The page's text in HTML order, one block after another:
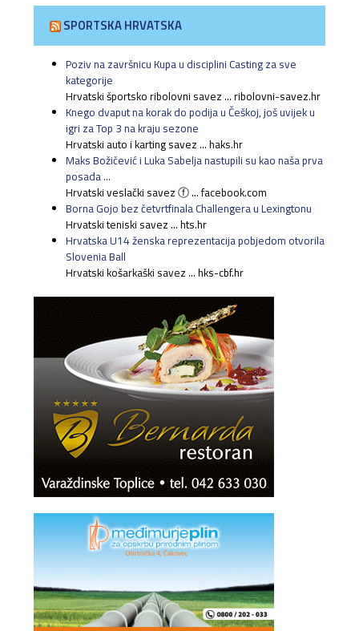
SPORTSKA HRVATSKA
Poziv na završnicu Kupa u disciplini Casting za sve
kategorije
Hrvatski športsko ribolovni savez ... ribolovni-savez.hr
Knego dvaput na korak do podija u Češkoj, još uvijek u
igri za Top 3 na kraju sezone
Hrvatski auto i karting savez ... haks.hr
Maks Božičević i Luka Sabelja nastupili su kao naša prva
posada ...
Hrvatski veslački savez ⓕ ... facebook.com
Borna Gojo bez četvrtfinala Challengera u Lexingtonu
Hrvatski teniski savez ... hts.hr
Hrvatska U14 ženska reprezentacija pobjedom otvorila
Slovenia Ball
Hrvatski košarkaški savez ... hks-cbf.hr